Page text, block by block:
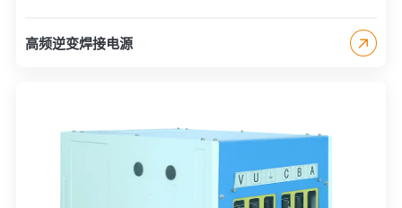
高频逆变焊接电源